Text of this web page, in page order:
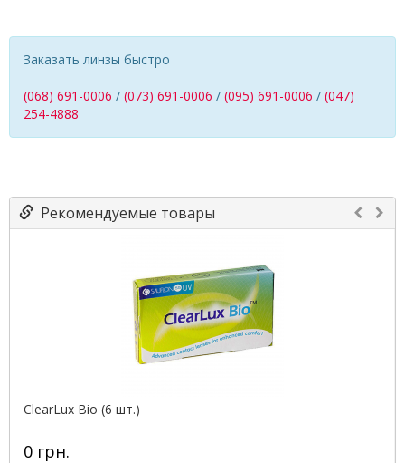
Заказать линзы быстро
(068) 691-0006 / (073) 691-0006 / (095) 691-0006 / (047)
254-4888
Рекомендуемые товары
ClearLux Bio (6 шт.)
0 грн.